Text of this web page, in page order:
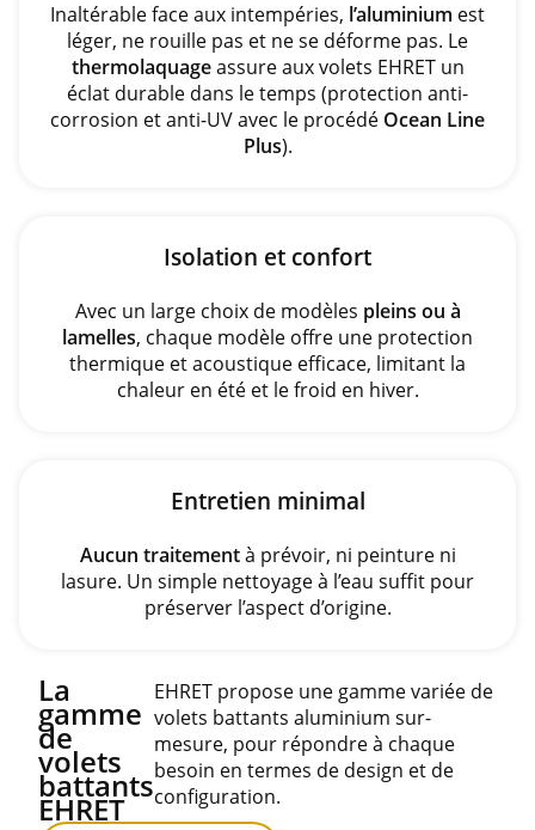
Inaltérable face aux intempéries, l’aluminium est
léger, ne rouille pas et ne se déforme pas. Le
thermolaquageassure aux volets EHRET un
éclat durable dans le temps (protection anti-
corrosion et anti-UV avec le procédé Ocean Line
Plus).
Isolation et confort
Avec un large choix de modèles pleins ou à
lamelles, chaque modèle offre une protection
thermique et acoustique efficace, limitant la
chaleur en été et le froid en hiver.
Entretien minimal
Aucun traitementà prévoir, ni peinture ni
lasure. Un simple nettoyage à l’eau suffit pour
préserver l’aspect d’origine.
La
gamme
de
volets
battants
EHRET
EHRET propose une gamme variée de
volets battants aluminium sur-
mesure, pour répondre à chaque
besoin en termes de design et de
configuration.